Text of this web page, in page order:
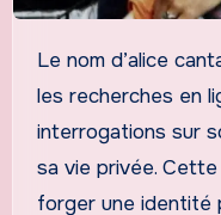
Le nom d’alice cantat revient régulièrement dans
les recherches en
interrogations sur
sa vie privée.
forger une identité